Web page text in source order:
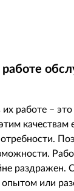
работе
работе –
качествам
раздражен.
или